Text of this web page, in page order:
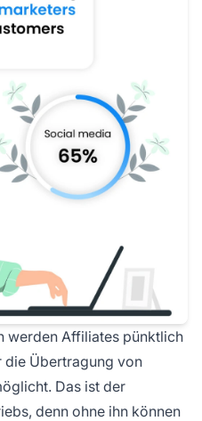
werden Affiliates pünktlich
die Übertragung von
Das ist der
denn ohne ihn können